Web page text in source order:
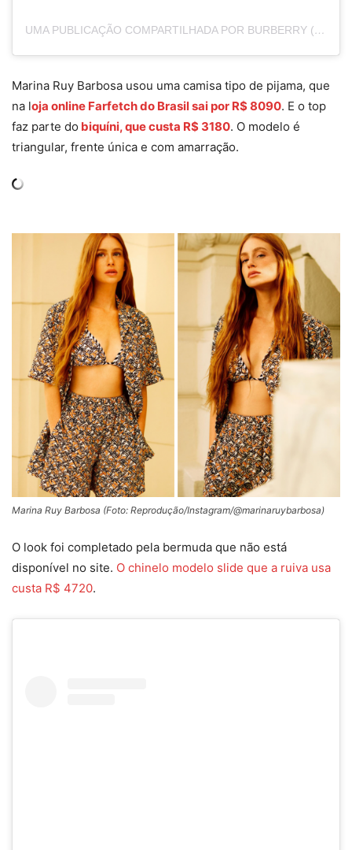
UMA PUBLICAÇÃO COMPARTILHADA POR BURBERRY (@BURBERRY)
Marina Ruy Barbosa usou uma camisa tipo de pijama, que
na loja online Farfetch do Brasil sai por R$ 8090. E o top
faz parte do biquíni, que custa R$ 3180. O modelo é
triangular, frente única e com amarração.
Marina Ruy Barbosa (Foto: Reprodução/Instagram/@marinaruybarbosa)
O look foi completado pela bermuda que não está
disponível no site. O chinelo modelo slide que a ruiva usa
custa R$ 4720.